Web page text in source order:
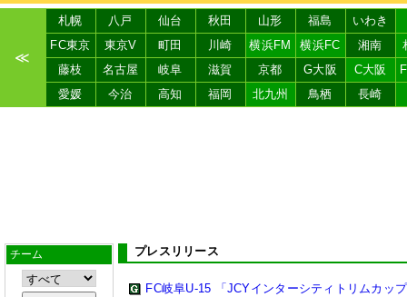
≪
札幌 八戸 仙台 秋田 山形 福島
いわき
FC東京
東京V 町田 川崎 横浜FM 横浜FC 湘南
藤枝
名古屋 岐阜 滋賀 京都 G大阪 C大阪
愛媛
今治 高知 福岡 北九州 鳥栖 長崎
チーム プレスリリース
FC岐阜U-15 「JCYインターシティトリムカッ